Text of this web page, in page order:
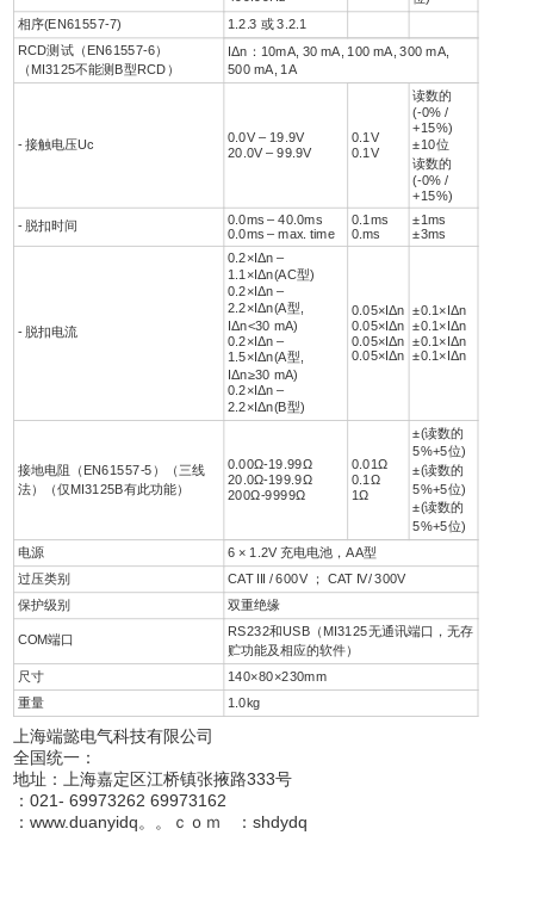
相序(EN61557-7) 1.2.3 或 3.2.1
RCD测试（EN61557-6）
（MI3125不能测B型RCD）
IΔn：10mA, 30 mA, 100 mA, 300 mA,
500 mA, 1A
- 接触电压Uc 0.0V – 19.9V
20.0V – 99.9V
0.1V
0.1V
读数的
(-0% /
+15%)
±10位
读数的
(-0% /
+15%)
- 脱扣时间 0.0ms – 40.0ms
0.0ms – max. time
0.1ms
0.ms
±1ms
±3ms
- 脱扣电流
0.2×IΔn –
1.1×IΔn(AC型)
0.2×IΔn –
2.2×IΔn(A型,
IΔn<30 mA)
0.2×IΔn –
1.5×IΔn(A型,
IΔn≥30 mA)
0.2×IΔn –
2.2×IΔn(B型)
0.05×IΔn
0.05×IΔn
0.05×IΔn
0.05×IΔn
±0.1×IΔn
±0.1×IΔn
±0.1×IΔn
±0.1×IΔn
接地电阻（EN61557-5）（三线
法）（仅MI3125B有此功能）
0.00Ω-19.99Ω
20.0Ω-199.9Ω
200Ω-9999Ω
0.01Ω
0.1Ω
1Ω
±(读数的
5%+5位)
±(读数的
5%+5位)
±(读数的
5%+5位)
电源 6 × 1.2V 充电电池，AA型
过压类别 CAT III / 600V ； CAT IV/ 300V
保护级别 双重绝缘
COM端口
RS232和USB（MI3125无通讯端口，无存
贮功能及相应的软件）
尺寸 140×80×230mm
重量 1.0kg
上海端懿电气科技有限公司
全国统一：
地址：上海嘉定区江桥镇张掖路333号
：021- 69973262 69973162
：www.duanyidq。。ｃｏｍ ：shdydq